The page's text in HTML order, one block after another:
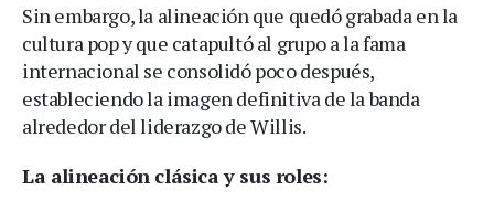
Sin embargo, la alineación que quedó grabada en la
cultura pop y que catapultó al grupo a la fama
internacional se consolidó poco después,
estableciendo la imagen definitiva de la banda
alrededor del liderazgo de Willis.
La alineación clásica y sus roles: